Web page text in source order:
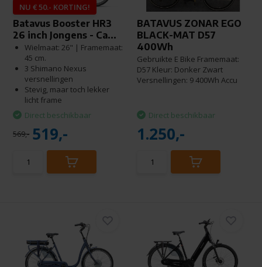
NU € 50.- KORTING!
Batavus Booster HR3
26 inch Jongens - Ca...
Wielmaat: 26" | Framemaat:
45 cm.
3 Shimano Nexus
versnellingen
Stevig, maar toch lekker
licht frame
Direct beschikbaar
569,- 519,-
BATAVUS ZONAR EGO
BLACK-MAT D57
400Wh
Gebruikte E Bike Framemaat:
D57 Kleur: Donker Zwart
Versnellingen: 9 400Wh Accu
Direct beschikbaar
1.250,-